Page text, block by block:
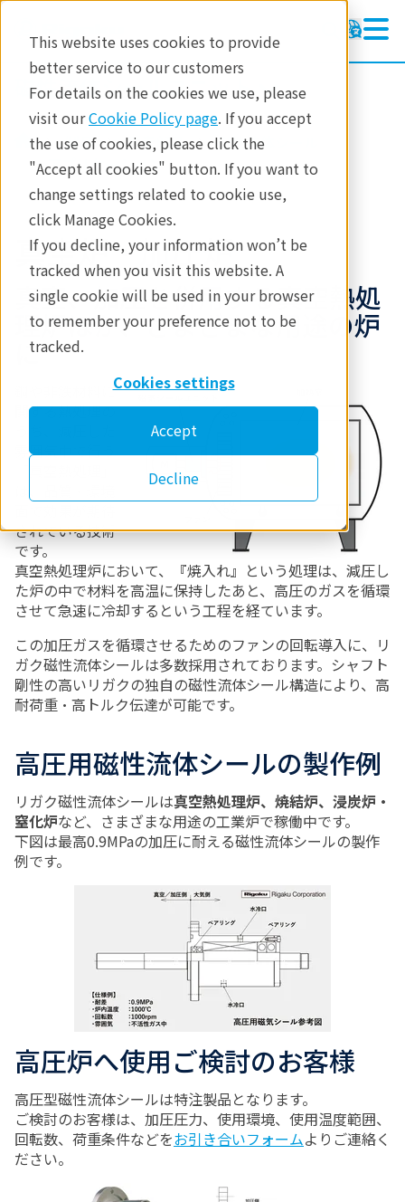
This website uses cookies to provide
better service to our customers
For details on the cookies we use, please
visit ourCookie Policy page. If you accept
the use of cookies, please click the
"Accept all cookies" button. If you want to
change settings related to cookie use,
click Manage Cookies.
If you decline, your information won’t be
tracked when you visit this website. A
single cookie will be used in your browser
to remember your preference not to be
tracked.
Cookies settings
Accept
Decline
磁性流体シールユニット
磁性流体シールユニット
製品情報
テクノロジー
アプリケーション
お問合せ
製品 要素部品
磁性流体シール
アプリケーション
真空炉・加圧炉
真空、加圧を併用する真空熱処
理炉ほか、さまざまな用途の炉
に
鋼や非鉄材料に
関する熱処理の
雰囲気中で行う
されている技術
です。
真空熱処理炉において、『焼入れ』という処理は、減圧し
た炉の中で材料を高温に保持したあと、高圧のガスを循環
させて急速に冷却するという工程を経ています。
この加圧ガスを循環させるためのファンの回転導入に、リ
ガク磁性流体シールは多数採用されております。シャフト
剛性の高いリガクの独自の磁性流体シール構造により、高
耐荷重・高トルク伝達が可能です。
高圧用磁性流体シールの製作例
リガク磁性流体シールは真空熱処理炉、焼結炉、浸炭炉・
窒化炉など、さまざまな用途の工業炉で稼働中です。
下図は最高0.9MPaの加圧に耐える磁性流体シールの製作
例です。
高圧炉へ使用ご検討のお客様
高圧型磁性流体シールは特注製品となります。
ご検討のお客様は、加圧圧力、使用環境、使用温度範囲、
回転数、荷重条件などをお引き合いフォームよりご連絡く
ださい。